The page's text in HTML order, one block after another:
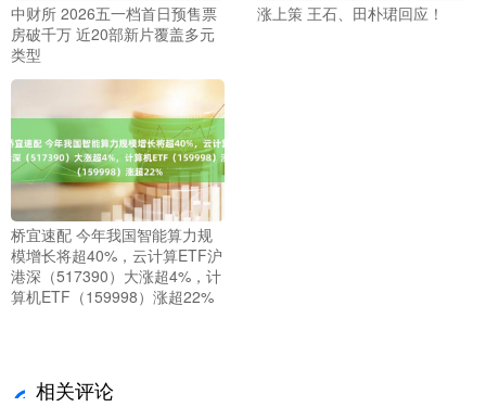
中财所 2026五一档首日预售票
房破千万 近20部新片覆盖多元
类型
涨上策 王石、田朴珺回应！
桥宜速配 今年我国智能算力规
模增长将超40%，云计算ETF沪
港深（517390）大涨超4%，计
算机ETF（159998）涨超22%
相关评论